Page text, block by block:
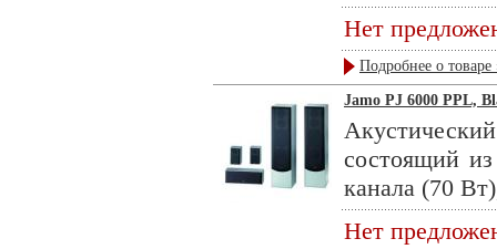
Нет
Подробнее о товаре
Jamo PJ 6000 PPL,
состоящий
канала (70
Нет